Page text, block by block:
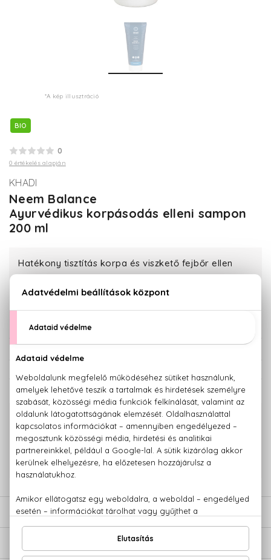
*A kép illusztráció
BIO
0
0 értékelés alapján
KHADI
Neem Balance
Ayurvédikus korpásodás elleni sampon
200 ml
Hatékony tisztítás korpa és viszkető fejbőr ellen
7.010 Ft
KAPCSOLÓDÓ TERMÉKEK
100% eredeti termékek,14 napos visszaküldési garanciával
Kérdésed van, elakadtál? Hívd ügyfélszolgálatunkat: +36 20
779 1926
LEÍRÁS